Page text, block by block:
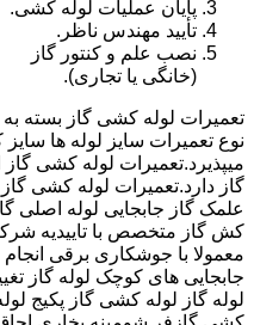
پایان عملیات لوله کشی.
تأیید مهندس ناظر.
نصب علم و کنتور گاز
(خانگی یا تجاری).
تعمیرات لوله کشی گاز بسته به
نوع تعمیرات سایز لوله ها
میپذیرد.تعمیرات لوله کشی گاز
گاز دارد.تعمیرات لوله کشی
علمک گاز جابجایی لوله اصلی
کش گاز متخصص با تاییدیه
معمولا با جوشکاری برقی
جابجایی های کوچک لوله گاز
لوله گاز لوله کشی گاز پکیج